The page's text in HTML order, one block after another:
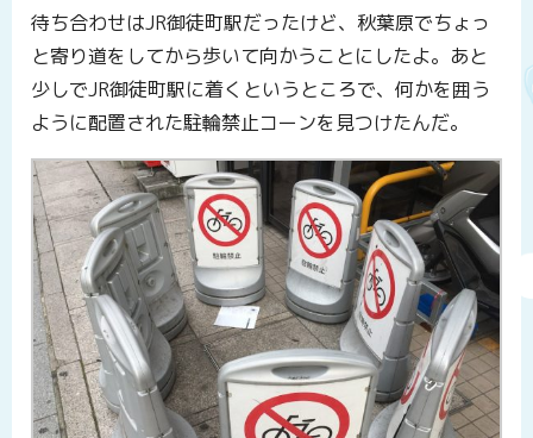
待ち合わせはJR御徒町駅だったけど、秋葉原でちょっ
と寄り道をしてから歩いて向かうことにしたよ。あと
少しでJR御徒町駅に着くというところで、何かを囲う
ように配置された駐輪禁止コーンを見つけたんだ。